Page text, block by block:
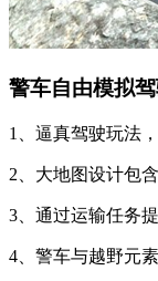
警车自由模拟
1、逼真驾驶玩法
2、大地图设计包
3、通过运输任务
4、警车与越野元